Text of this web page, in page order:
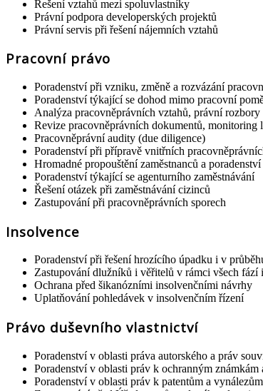
Řešení vztahů mezi spoluvlastníky
Právní podpora developerských projektů
Právní servis při řešení nájemních vztahů
Pracovní právo
Poradenství při vzniku, změně a rozvázání
Poradenství týkající se dohod mimo pracovní
Analýza pracovněprávních vztahů, právní rozbory
Revize pracovněprávních dokumentů, monitoring
Pracovněprávní audity (due diligence)
Poradenství při přípravě vnitřních
Hromadné propouštění zaměstnanců a
Poradenství týkající se agenturního zaměstnávání
Řešení otázek při zaměstnávání cizinců
Zastupování při pracovněprávních sporech
Insolvence
Poradenství při řešení hrozícího úpadku i v
Zastupování dlužníků i věřitelů v rámci všech fází
Ochrana před šikanózními insolvenčními návrhy
Uplatňování pohledávek v insolvenčním řízení
Právo duševního vlastnictví
Poradenství v oblasti práva autorského a práv
Poradenství v oblasti práv k ochranným
Poradenství v oblasti práv k patentům a vynálezům